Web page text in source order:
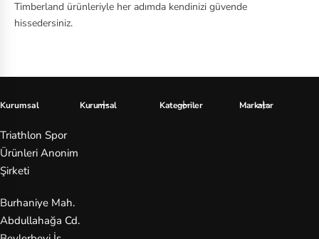
Timberland ürünleriyle her adımda kendinizi güvende
hissedersiniz.
Kurumsal
Triathlon Spor
Ürünleri Anonim
Şirketi
Burhaniye Mah.
Abdullahağa Cd.
Kurumsal Kategoriler Markalar